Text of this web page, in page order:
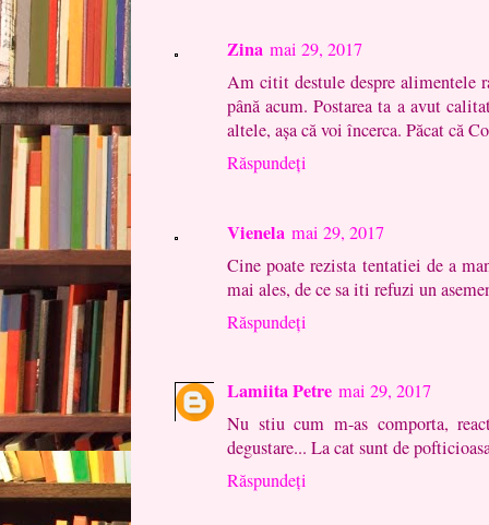
Zina mai 29, 2017
Am citit destule despre alimentele
până acum. Postarea ta a avut
altele, așa că voi încerca. Păcat că
Răspundeți
Vienela mai 29, 2017
Cine poate rezista tentatiei de a
mai ales, de ce sa iti refuzi un
Răspundeți
Lamiita Petre mai 29, 2017
Nu stiu cum m-as comporta,
degustare... La cat sunt de
Răspundeți